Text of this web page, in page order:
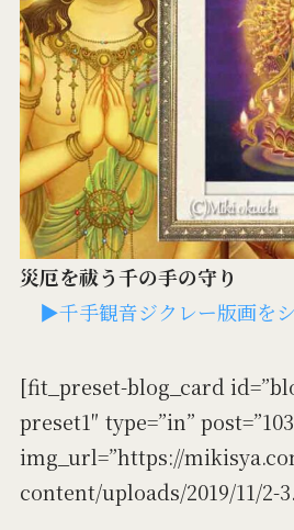
災厄を祓う千の手の守り
▶千手観音ジクレー版画を
[fit_preset-blog_card
preset1″ type=”in”
img_url=”https://
content/uploads/2019/11/2-